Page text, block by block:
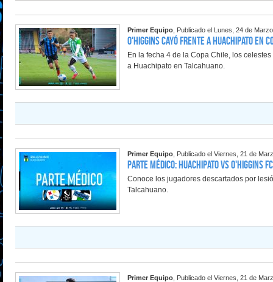
Primer Equipo , Publicado el Lunes, 24 de
O'Higgins cayó frente a Huachipato en
En la fecha 4 de la Copa Chile, los
a Huachipato en Talcahuano.
Primer Equipo , Publicado el Viernes, 21 de
Parte Médico: Huachipato vs O'Higgins
Conoce los jugadores descartados por
Talcahuano.
Primer Equipo , Publicado el Viernes, 21 de